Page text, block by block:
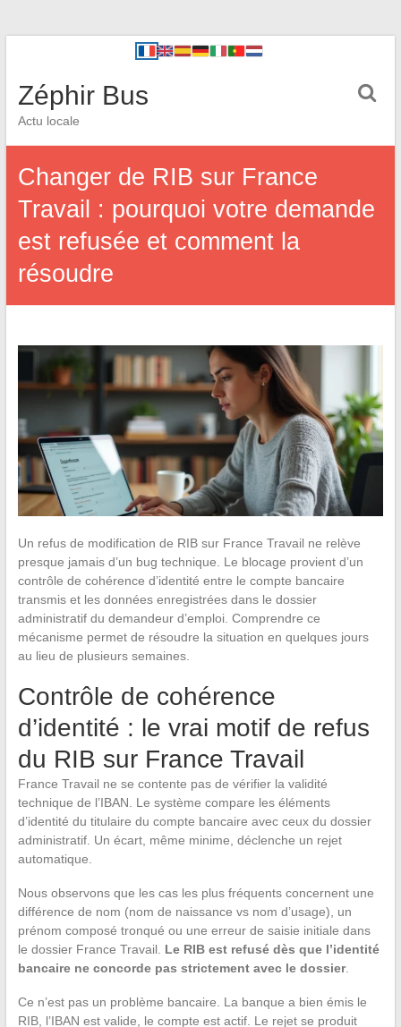
Zéphir Bus
Actu locale
Changer de RIB sur France
Travail : pourquoi votre demande
est refusée et comment la
résoudre
Un refus de modification de RIB sur France Travail ne relève
presque jamais d’un bug technique. Le blocage provient d’un
contrôle de cohérence d’identité entre le compte bancaire
transmis et les données enregistrées dans le dossier
administratif du demandeur d’emploi. Comprendre ce
mécanisme permet de résoudre la situation en quelques jours
au lieu de plusieurs semaines.
Contrôle de cohérence
d’identité : le vrai motif de refus
du RIB sur France Travail
France Travail ne se contente pas de vérifier la validité
technique de l’IBAN. Le système compare les éléments
d’identité du titulaire du compte bancaire avec ceux du dossier
administratif. Un écart, même minime, déclenche un rejet
automatique.
Nous observons que les cas les plus fréquents concernent une
différence de nom (nom de naissance vs nom d’usage), un
prénom composé tronqué ou une erreur de saisie initiale dans
le dossier France Travail. Le RIB est refusé dès que l’identité
bancaire ne concorde pas strictement avec le dossier.
Ce n’est pas un problème bancaire. La banque a bien émis le
RIB, l’IBAN est valide, le compte est actif. Le rejet se produit